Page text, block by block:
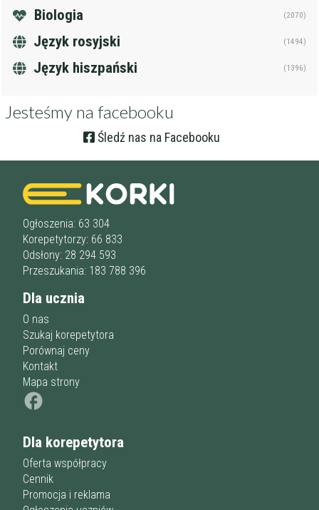
Biologia (2070)
Język rosyjski (1494)
Język hiszpański (1396)
Jesteśmy na facebooku
Śledź nas na Facebooku
Ogłoszenia: 63 304
Korepetytorzy: 66 833
Odsłony: 28 294 593
Przeszukania: 183 788 396
Dla ucznia
O nas
Szukaj korepetytora
Porównaj ceny
Kontakt
Mapa strony
Dla korepetytora
Oferta współpracy
Cennik
Promocja i reklama